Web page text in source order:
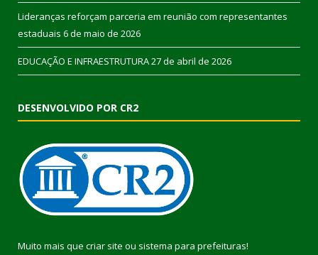
Lideranças reforçam parceria em reunião com representantes
estaduais 6 de maio de 2026
EDUCAÇÃO E INFRAESTRUTURA27 de abril de 2026
DESENVOLVIDO POR CR2
Muito mais que criar site ou sistema para prefeituras!